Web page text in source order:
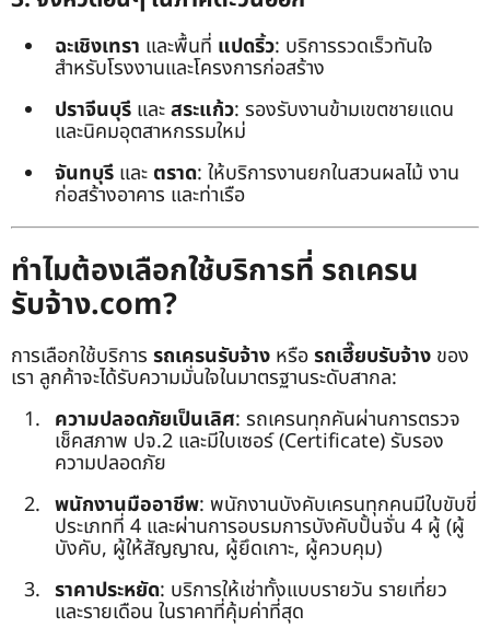
ฉะเชิงเทรา และพื้นที่ แปดริ้ว: บริการรวดเร็วทันใจ
สำหรับโรงงานและโครงการก่อสร้าง
ปราจีนบุรี และสระแก้ว: รองรับงานข้ามเขตชายแดน
และนิคมอุตสาหกรรมใหม่
จันทบุรี และ ตราด: ให้บริการงานยกในสวนผลไม้ งาน
ก่อสร้างอาคาร และท่าเรือ
ทำไมต้องเลือกใช้บริการที่ รถเครน
รับจ้าง.com?
การเลือกใช้บริการ รถเครนรับจ้าง หรือรถเฮี๊ยบรับจ้าง ของ
เรา ลูกค้าจะได้รับความมั่นใจในมาตรฐานระดับสากล:
ความปลอดภัยเป็นเลิศ: รถเครนทุกคันผ่านการตรวจ
เช็คสภาพ ปจ.2 และมีใบเซอร์ (Certificate) รับรอง
ความปลอดภัย
พนักงานมืออาชีพ: พนักงานบังคับเครนทุกคนมีใบขับขี่
ประเภทที่ 4 และผ่านการอบรมการบังคับปั้นจั่น 4 ผู้ (ผู้
บังคับ, ผู้ให้สัญญาณ, ผู้ยึดเกาะ, ผู้ควบคุม)
ราคาประหยัด: บริการให้เช่าทั้งแบบรายวัน รายเที่ยว
และรายเดือน ในราคาที่คุ้มค่าที่สุด